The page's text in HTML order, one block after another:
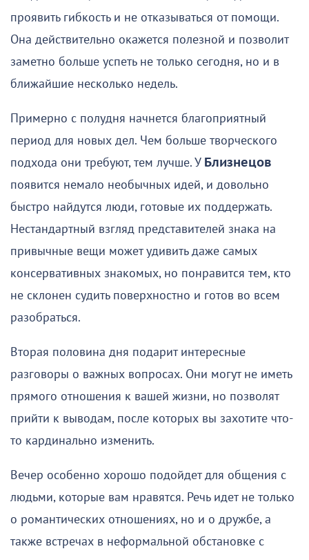
проявить гибкость и не отказываться от помощи.
Она действительно окажется полезной и позволит
заметно больше успеть не только сегодня, но и в
ближайшие несколько недель.
Примерно с полудня начнется благоприятный
период для новых дел. Чем больше творческого
подхода они требуют, тем лучше. У Близнецов
появится немало необычных идей, и довольно
быстро найдутся люди, готовые их поддержать.
Нестандартный взгляд представителей знака на
привычные вещи может удивить даже самых
консервативных знакомых, но понравится тем, кто
не склонен судить поверхностно и готов во всем
разобраться.
Вторая половина дня подарит интересные
разговоры о важных вопросах. Они могут не иметь
прямого отношения к вашей жизни, но позволят
прийти к выводам, после которых вы захотите что-
то кардинально изменить.
Вечер особенно хорошо подойдет для общения с
людьми, которые вам нравятся. Речь идет не только
о романтических отношениях, но и о дружбе, а
также встречах в неформальной обстановке с